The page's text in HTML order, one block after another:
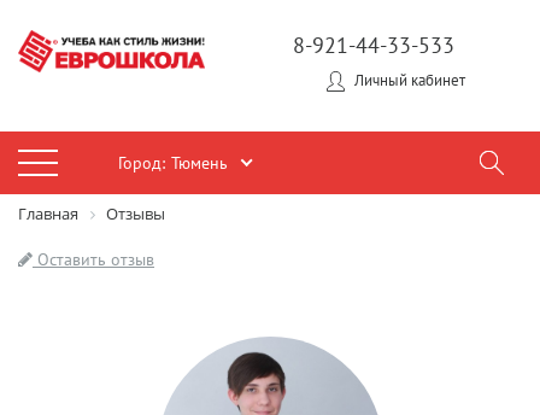
8-921-44-33-533
Личный кабинет
Город: Тюмень
Главная Отзывы
Оставить отзыв